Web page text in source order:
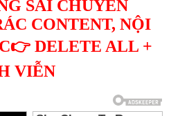
SAI CHUYÊN
CONTENT, NỘI
DELETE ALL +
VIỄN